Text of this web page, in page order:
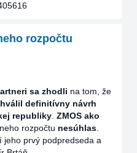
rozpočtu
sa zhodli na tom, že
definitívny návrh
republiky ZMOS ako
rozpočtu nesúhlas
jeho prvý podpredseda a